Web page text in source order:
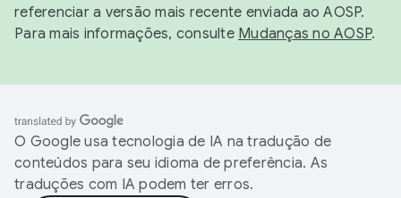
referenciar a versão mais recente enviada ao AOSP.
Para mais informações, consulte Mudanças no AOSP.
O Google usa tecnologia de IA na tradução de
conteúdos para seu idioma de preferência. As
traduções com IA podem ter erros.